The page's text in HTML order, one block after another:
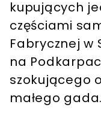
kupujących
częściami
Fabrycznej w
na
szokującego
małego gada.